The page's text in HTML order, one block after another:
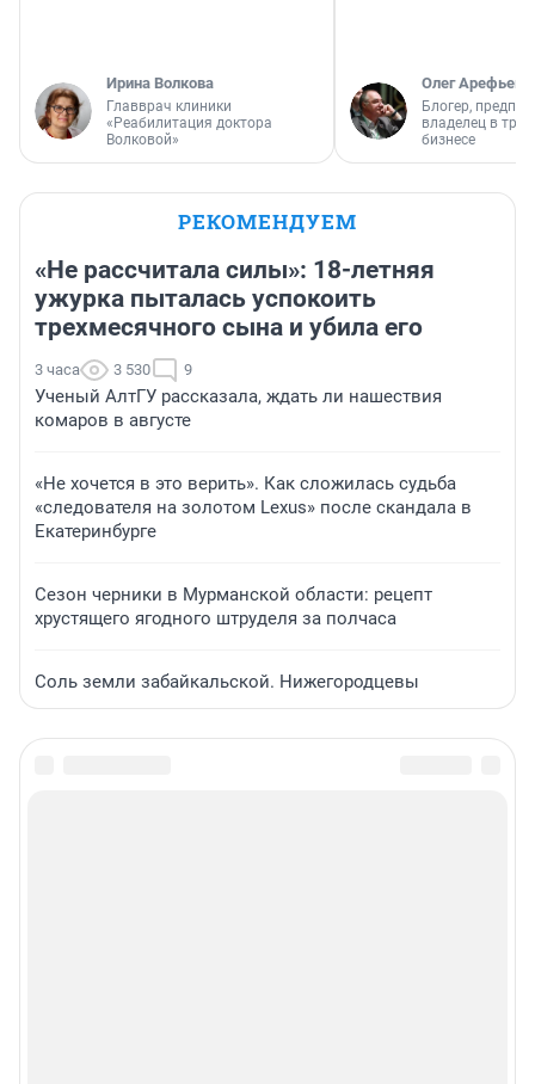
Ирина Волкова
Главврач клиники
«Реабилитация доктора
Волковой»
Олег Арефьев
Блогер,
владелец в
бизнесе
РЕКОМЕНДУЕМ
«Не рассчитала силы»: 18-летняя
ужурка пыталась успокоить
трехмесячного сына и убила его
3 часа 3 530 9
Ученый АлтГУ рассказала, ждать ли нашествия
комаров в августе
«Не хочется в это верить». Как сложилась судьба
«следователя на золотом Lexus» после скандала в
Екатеринбурге
Сезон черники в Мурманской области: рецепт
хрустящего ягодного штруделя за полчаса
Соль земли забайкальской. Нижегородцевы